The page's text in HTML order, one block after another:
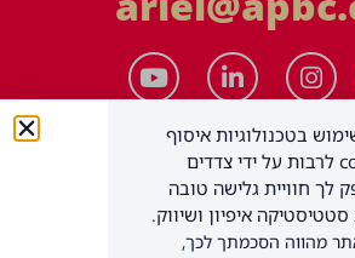
בטכנולוגיות איסוף
מידע כגון cookies לרבות על ידי צדדים
לך חוויית גלישה טובה
איפיון ושיווק.
מהווה הסכמתך לכך,